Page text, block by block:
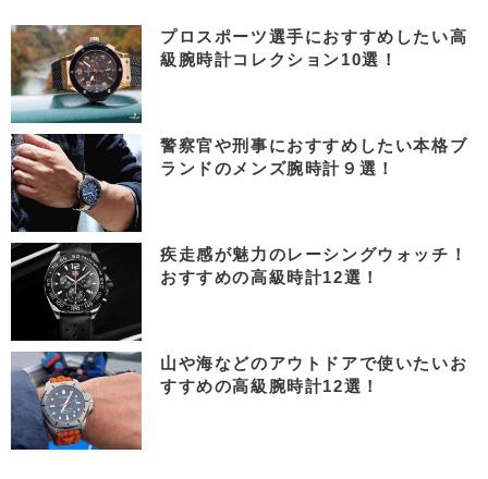
プロスポーツ選手におすすめしたい高
級腕時計コレクション10選！
警察官や刑事におすすめしたい本格ブ
ランドのメンズ腕時計９選！
疾走感が魅力のレーシングウォッチ！
おすすめの高級時計12選！
山や海などのアウトドアで使いたいお
すすめの高級腕時計12選！